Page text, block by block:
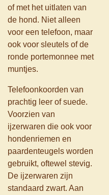
of met het uitlaten van
de hond. Niet alleen
voor een telefoon, maar
ook voor sleutels of de
ronde portemonnee met
muntjes.
Telefoonkoorden van
prachtig leer of suede.
Voorzien van
ijzerwaren die ook voor
hondenriemen en
paardenteugels worden
gebruikt, oftewel stevig.
De ijzerwaren zijn
standaard zwart. Aan